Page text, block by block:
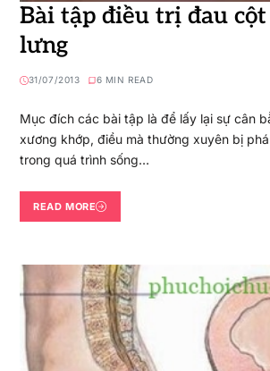
Bài tập điều trị đau
lưng
31/07/2013 6 MIN READ
Mục đích các bài tập là để lấy lại sự cân
xương khớp, điều mà thường xuyên bị
trong quá trình sống…
READ MORE